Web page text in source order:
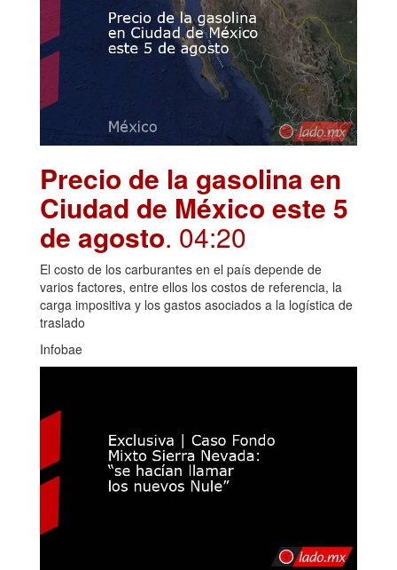
Precio de la gasolina en
Ciudad de México este 5
de agosto. 04:20
El costo de los carburantes en el país depende de
varios factores, entre ellos los costos de referencia, la
carga impositiva y los gastos asociados a la logística de
traslado
Infobae